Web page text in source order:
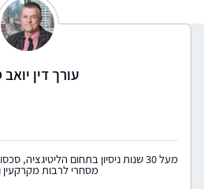
עורך דין יואב
מעל 30 שנות ניסיון בתחום
מסחרי לרבות מקרקעין